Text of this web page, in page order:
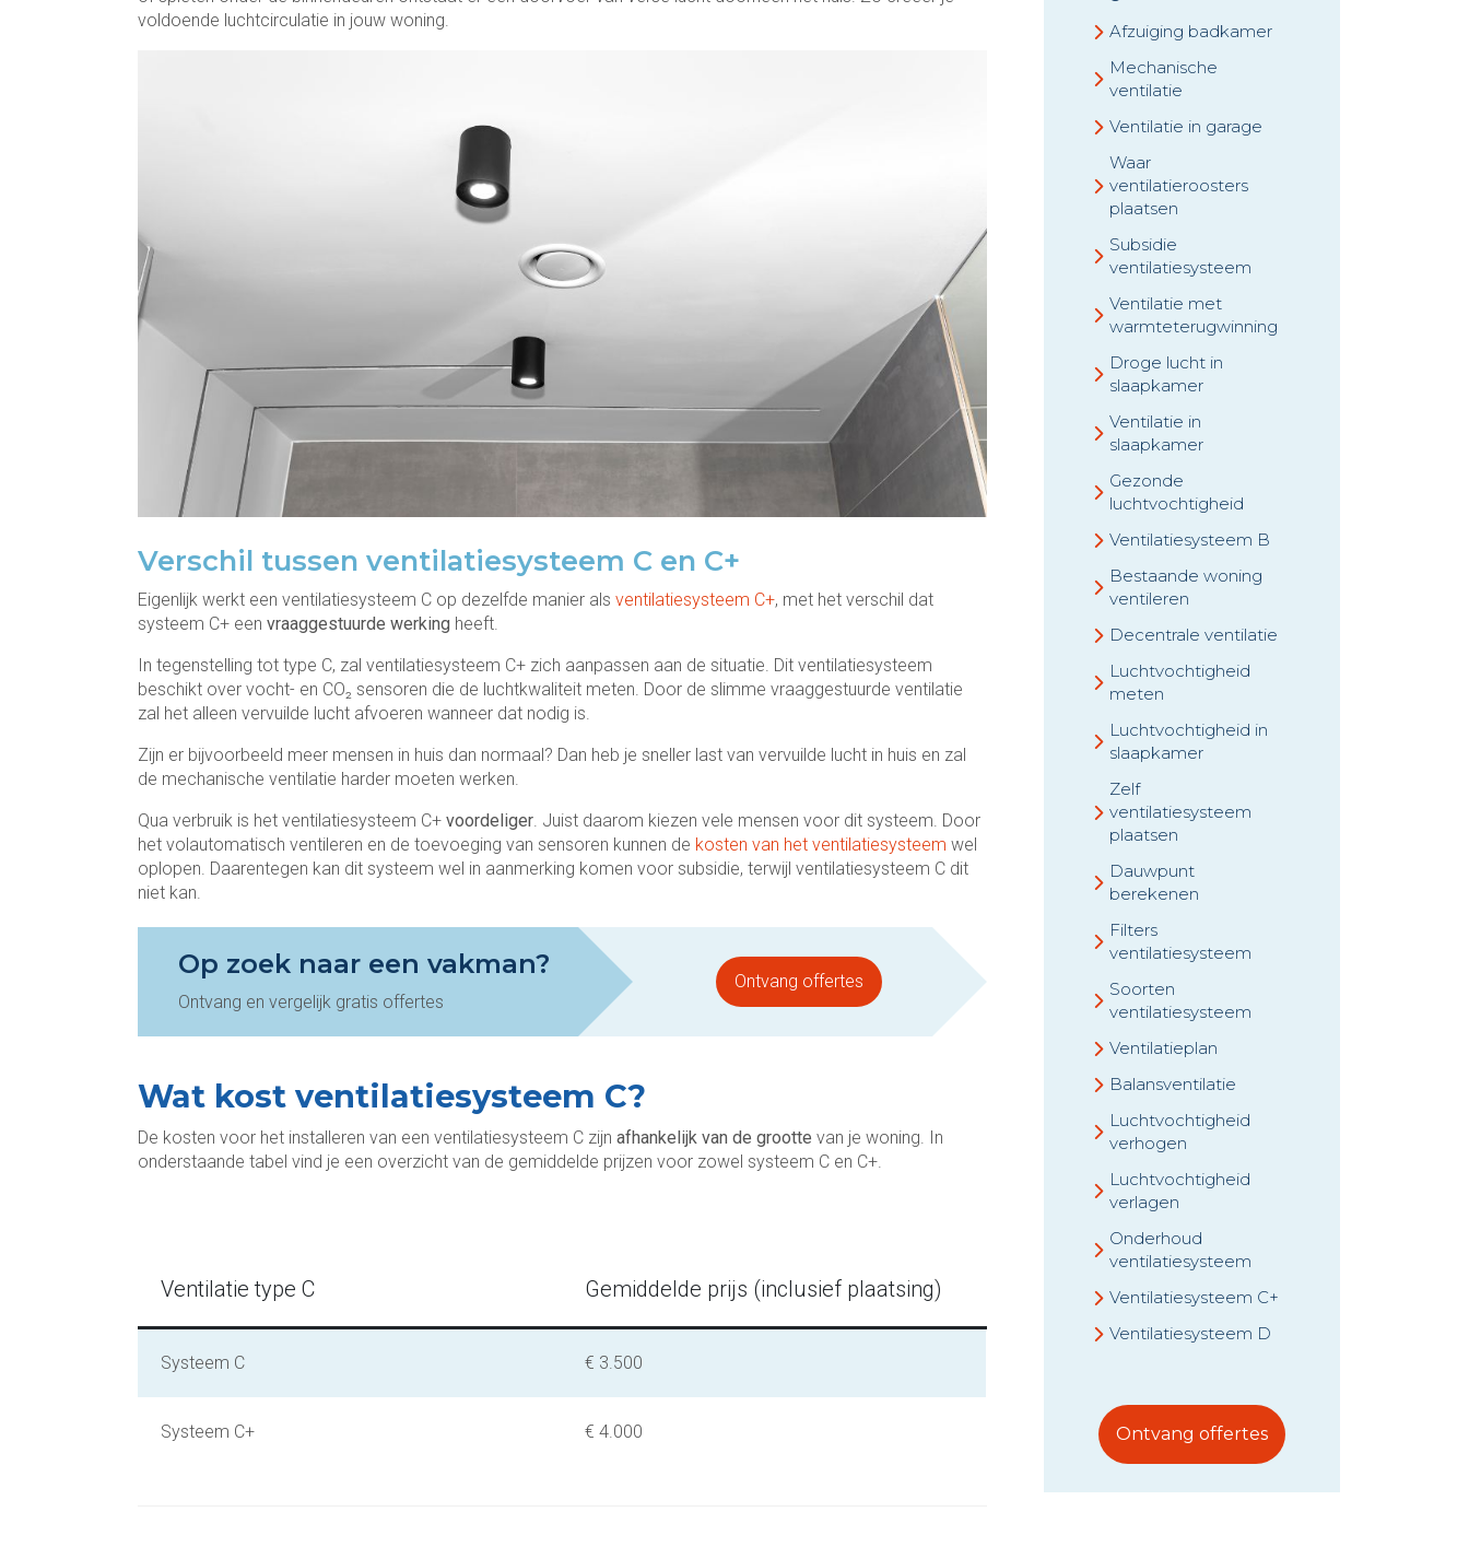
voldoende luchtcirculatie in jouw woning.
Verschil tussen ventilatiesysteem C en C+
Eigenlijk werkt een ventilatiesysteem C op dezelfde manier als ventilatiesysteem C+, met het verschil dat
systeem C+ een vraaggestuurde werking heeft.
In tegenstelling tot type C, zal ventilatiesysteem C+ zich aanpassen aan de situatie. Dit ventilatiesysteem
beschikt over vocht- en CO₂ sensoren die de luchtkwaliteit meten. Door de slimme vraaggestuurde ventilatie
zal het alleen vervuilde lucht afvoeren wanneer dat nodig is.
Zijn er bijvoorbeeld meer mensen in huis dan normaal? Dan heb je sneller last van vervuilde lucht in huis en zal
de mechanische ventilatie harder moeten werken.
Qua verbruik is het ventilatiesysteem C+ voordeliger. Juist daarom kiezen vele mensen voor dit systeem. Door
het volautomatisch ventileren en de toevoeging van sensoren kunnen de kosten van het ventilatiesysteem wel
oplopen. Daarentegen kan dit systeem wel in aanmerking komen voor subsidie, terwijl ventilatiesysteem C dit
niet kan.
Op zoek naar een vakman?
Ontvang en vergelijk gratis offertes
Ontvang offertes
Wat kost ventilatiesysteem C?
De kosten voor het installeren van een ventilatiesysteem C zijn afhankelijk van de grootte van je woning. In
onderstaande tabel vind je een overzicht van de gemiddelde prijzen voor zowel systeem C en C+.
Ventilatie type C Gemiddelde prijs (inclusief plaatsing)
Systeem C € 3.500
Systeem C+ € 4.000
Afzuiging badkamer
Mechanische
ventilatie
Ventilatie in garage
Waar
ventilatieroosters
plaatsen
Subsidie
ventilatiesysteem
Ventilatie met
warmteterugwinning
Droge lucht in
slaapkamer
Ventilatie in
slaapkamer
Gezonde
luchtvochtigheid
Ventilatiesysteem B
Bestaande woning
ventileren
Decentrale ventilatie
Luchtvochtigheid
meten
Luchtvochtigheid in
slaapkamer
Zelf
ventilatiesysteem
plaatsen
Dauwpunt
berekenen
Filters
ventilatiesysteem
Soorten
ventilatiesysteem
Ventilatieplan
Balansventilatie
Luchtvochtigheid
verhogen
Luchtvochtigheid
verlagen
Onderhoud
ventilatiesysteem
Ventilatiesysteem C+
Ventilatiesysteem D
Ontvang offertes